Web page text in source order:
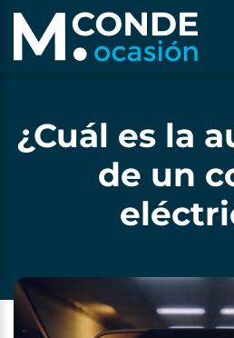
¿Cuál es la
de un